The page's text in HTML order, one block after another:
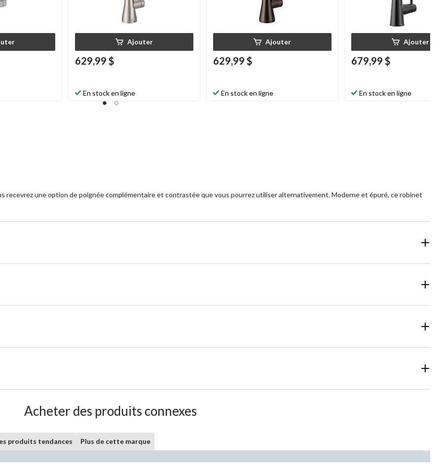
Ajouter
629,99 $
En stock en ligne
Ajouter
629,99 $
En stock en ligne
Ajouter
679,99 $
En stock en ligne
recevrez une option de poignée complémentaire et contrastée que vous pourrez utiliser alternativement. Moderne et épuré, ce robinet
Acheter des produits connexes
produits tendances Plus de cette marque